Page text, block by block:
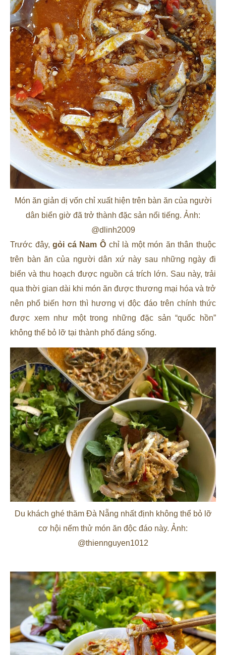
Món ăn giản dị vốn chỉ xuất hiện trên bàn ăn của người
dân biển giờ đã trở thành đặc sản nổi tiếng. Ảnh:
@dlinh2009
Trước đây, gỏi cá Nam Ô chỉ là một món ăn thân thuộc
trên bàn ăn của người dân xứ này sau những ngày đi
biển và thu hoạch được nguồn cá trích lớn. Sau này, trải
qua thời gian dài khi món ăn được thương mại hóa và trở
nên phổ biến hơn thì hương vị độc đáo trên chính thức
được xem như một trong những đặc sản “quốc hồn”
không thể bỏ lỡ tại thành phố đáng sống.
Du khách ghé thăm Đà Nẵng nhất định không thể bỏ lỡ
cơ hội nếm thử món ăn độc đáo này. Ảnh:
@thiennguyen1012